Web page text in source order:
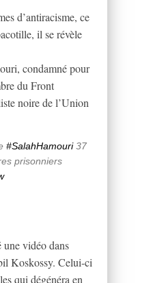
d’antiracisme, ce
il se révèle
condamné pour
du Front
noire de l’Union
#SalahHamouri37
prisonniers
une vidéo dans
Koskossy. Celui-ci
qui dégénéra en